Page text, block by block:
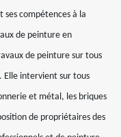
ses compétences à la
de peinture en
de peinture sur tous
Elle intervient sur tous
et métal, les briques
de propriétaires des